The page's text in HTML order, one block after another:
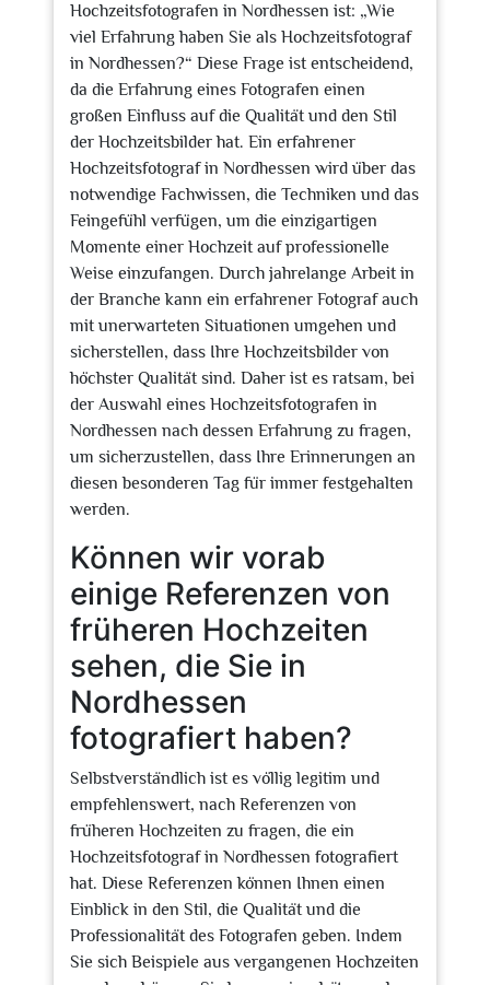
Hochzeitsfotografen in Nordhessen ist: „Wie
viel Erfahrung haben Sie als Hochzeitsfotograf
in Nordhessen?“ Diese Frage ist entscheidend,
da die Erfahrung eines Fotografen einen
großen Einfluss auf die Qualität und den Stil
der Hochzeitsbilder hat. Ein erfahrener
Hochzeitsfotograf in Nordhessen wird über das
notwendige Fachwissen, die Techniken und das
Feingefühl verfügen, um die einzigartigen
Momente einer Hochzeit auf professionelle
Weise einzufangen. Durch jahrelange Arbeit in
der Branche kann ein erfahrener Fotograf auch
mit unerwarteten Situationen umgehen und
sicherstellen, dass Ihre Hochzeitsbilder von
höchster Qualität sind. Daher ist es ratsam, bei
der Auswahl eines Hochzeitsfotografen in
Nordhessen nach dessen Erfahrung zu fragen,
um sicherzustellen, dass Ihre Erinnerungen an
diesen besonderen Tag für immer festgehalten
werden.
Können wir vorab
einige Referenzen von
früheren Hochzeiten
sehen, die Sie in
Nordhessen
fotografiert haben?
Selbstverständlich ist es völlig legitim und
empfehlenswert, nach Referenzen von
früheren Hochzeiten zu fragen, die ein
Hochzeitsfotograf in Nordhessen fotografiert
hat. Diese Referenzen können Ihnen einen
Einblick in den Stil, die Qualität und die
Professionalität des Fotografen geben. Indem
Sie sich Beispiele aus vergangenen Hochzeiten